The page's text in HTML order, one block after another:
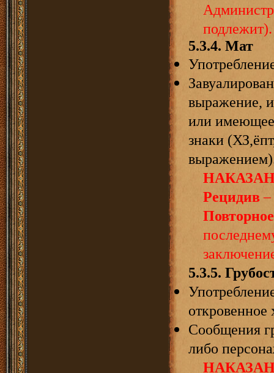
подлежит).
5.3.4. Мат
выражение,
или имеющее
знаки
Рецидив–
5.3.5.
откровенное
Сообщения
либо